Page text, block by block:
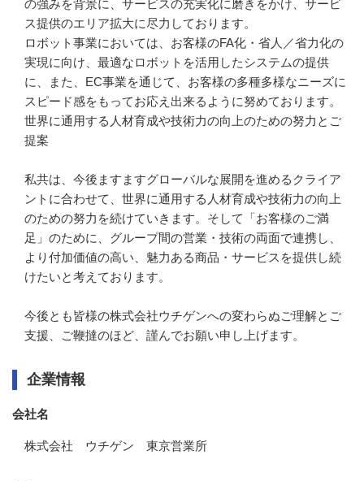
の強みを背景に、サービスの充実化に磨きをかけ、サービ
ス提供のエリア拡大に尽力しております。
ロボット事業においては、お客様のFA化・省人／省力化の
実現に向け、最適なロボットを活用したシステムの提供
に、また、EC事業を通じて、お客様の多種多様なニーズに
スピード感をもってお応え出来るように努めております。
世界に通用する人材育成や技術力の向上のための努力とご
提案
私共は、今後ますますグローバルな展開を進めるクライア
ントに合わせて、世界に通用する人材育成や技術力の向上
のための努力を続けていきます。そして「お客様のご満
足」のために、グループ間の営業・技術の両面で連携し、
より付加価値の高い、魅力ある商品・サービスを提供し続
けたいと考えております。
今後とも皆様の株式会社ウチゲンへの変わらぬご理解とご
支援、ご鞭撻のほど、謹んでお願い申し上げます。
企業情報
会社名
株式会社 ウチゲン 東京営業所